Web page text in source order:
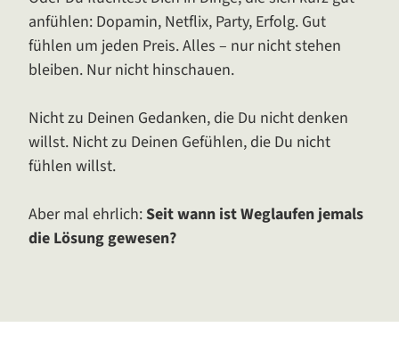
anfühlen: Dopamin, Netflix, Party, Erfolg. Gut
fühlen um jeden Preis. Alles – nur nicht stehen
bleiben. Nur nicht hinschauen.
Nicht zu Deinen Gedanken, die Du nicht denken
willst. Nicht zu Deinen Gefühlen, die Du nicht
fühlen willst.
Aber mal ehrlich:Seit wann ist Weglaufen jemals
die Lösung gewesen?